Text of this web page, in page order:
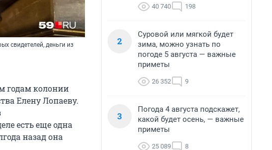
свидетелей, деньги из
годам колонии
Елену Лопаеву.
есть еще одна
назад она
40 740 198
2
Суровой или мягкой будет
зима, можно узнать по
погоде 5 августа — важные
приметы
26 352 9
3
Погода 4 августа подскажет,
какой будет осень, — важные
приметы
25 089 8